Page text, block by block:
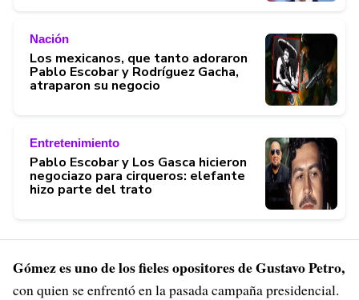
Nación
Los mexicanos, que tanto adoraron
Pablo Escobar y Rodríguez Gacha,
atraparon su negocio
Entretenimiento
Pablo Escobar y Los Gasca hicieron
negociazo para cirqueros: elefante
hizo parte del trato
Gómez es uno de los fieles opositores de Gustavo Petro,
con quien se enfrentó en la pasada campaña presidencial.